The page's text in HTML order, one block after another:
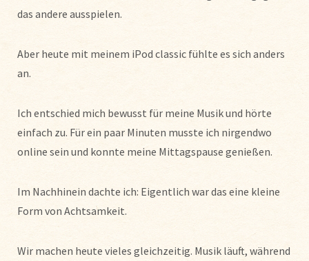
das andere ausspielen.
Aber heute mit meinem iPod classic fühlte es sich anders
an.
Ich entschied mich bewusst für meine Musik und hörte
einfach zu. Für ein paar Minuten musste ich nirgendwo
online sein und konnte meine Mittagspause genießen.
Im Nachhinein dachte ich: Eigentlich war das eine kleine
Form von Achtsamkeit.
Wir machen heute vieles gleichzeitig. Musik läuft, während